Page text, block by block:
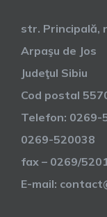
str. Principală,
Arpaşu de Jos
Judeţul Sibiu
Cod postal
Telefon: 0269-
0269-520038
fax – 0269/
E-mail: